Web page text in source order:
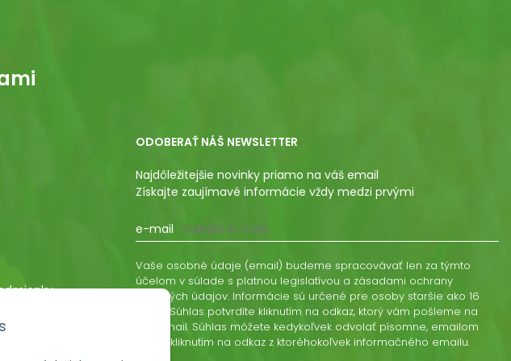
ODOBERAŤ NÁŠ NEWSLETTER
Najdôležitejšie novinky priamo na váš email
Získajte zaujímavé informácie vždy medzi prvými
e-mail
Vaše osobné údaje (email) budeme spracovávať len za týmto
účelom v súlade s platnou legislatívou a zásadami ochrany
osobných údajov. Informácie sú určené pre osoby staršie ako 16
rokov. Súhlas potvrdíte kliknutím na odkaz, ktorý vám pošleme na
váš email. Súhlas môžete kedykoľvek odvolať písomne, emailom
alebo kliknutím na odkaz z ktoréhokoľvek informačného emailu.